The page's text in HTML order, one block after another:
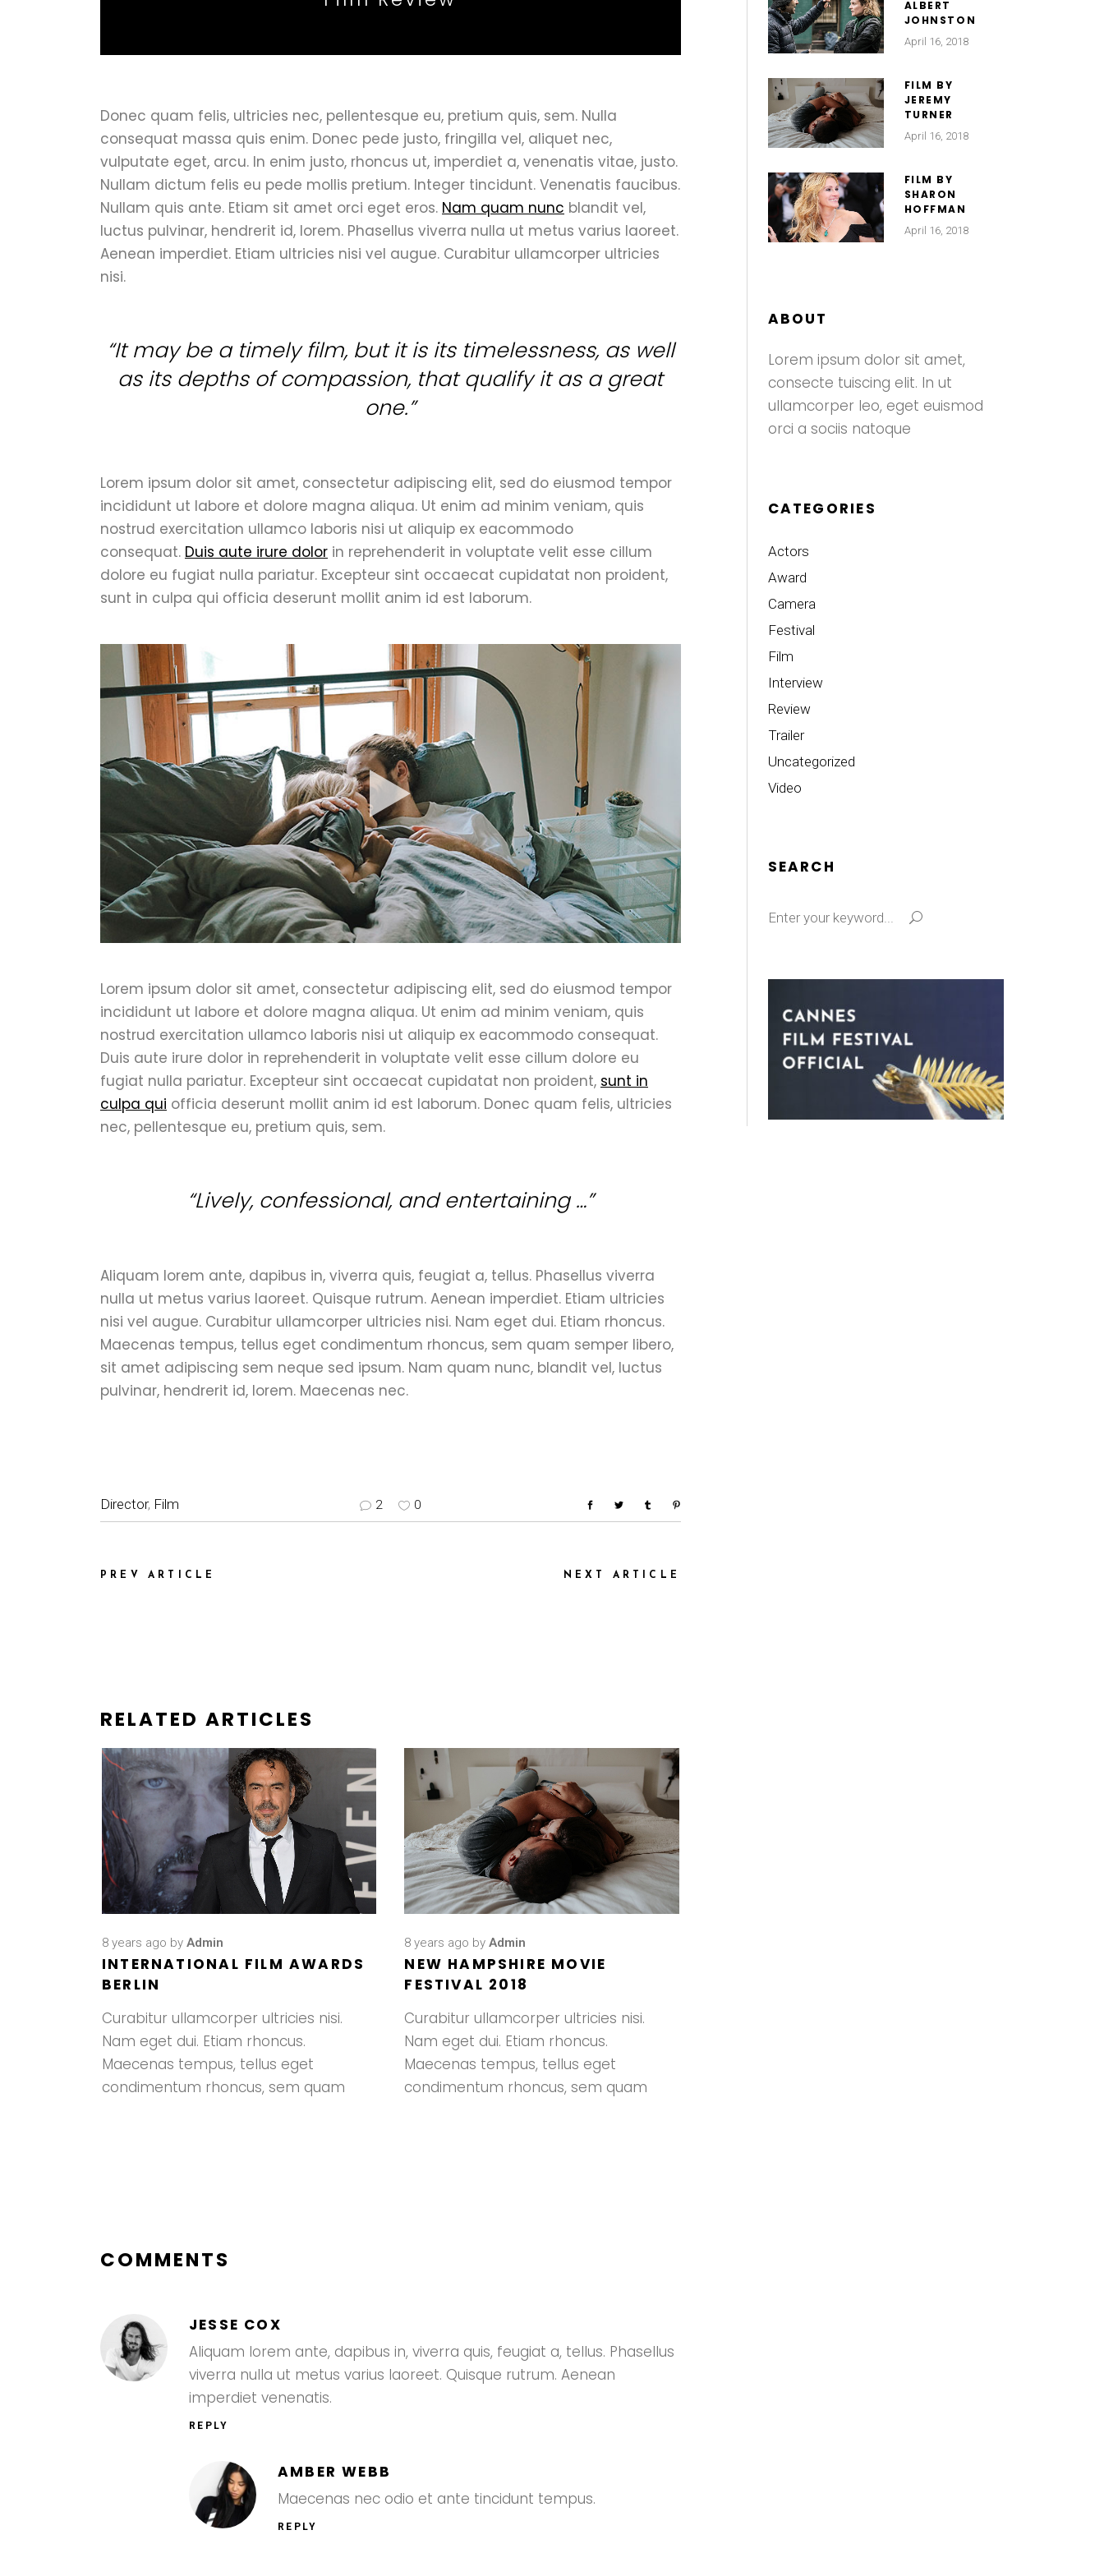
Donec quam felis, ultricies nec, pellentesque eu, pretium quis, sem. Nulla
consequat massa quis enim. Donec pede justo, fringilla vel, aliquet nec,
vulputate eget, arcu. In enim justo, rhoncus ut, imperdiet a, venenatis vitae, justo.
Nullam dictum felis eu pede mollis pretium. Integer tincidunt. Venenatis faucibus.
Nullam quis ante. Etiam sit amet orci eget eros. Nam quam nunc blandit vel,
luctus pulvinar, hendrerit id, lorem. Phasellus viverra nulla ut metus varius laoreet.
Aenean imperdiet. Etiam ultricies nisi vel augue. Curabitur ullamcorper ultricies
nisi.
“It may be a timely film, but it is its timelessness, as well
as its depths of compassion, that qualify it as a great
one.”
Lorem ipsum dolor sit amet, consectetur adipiscing elit, sed do eiusmod tempor
incididunt ut labore et dolore magna aliqua. Ut enim ad minim veniam, quis
nostrud exercitation ullamco laboris nisi ut aliquip ex eacommodo
consequat. Duis aute irure dolor in reprehenderit in voluptate velit esse cillum
dolore eu fugiat nulla pariatur. Excepteur sint occaecat cupidatat non proident,
sunt in culpa qui officia deserunt mollit anim id est laborum.
Lorem ipsum dolor sit amet, consectetur adipiscing elit, sed do eiusmod tempor
incididunt ut labore et dolore magna aliqua. Ut enim ad minim veniam, quis
nostrud exercitation ullamco laboris nisi ut aliquip ex eacommodo consequat.
Duis aute irure dolor in reprehenderit in voluptate velit esse cillum dolore eu
fugiat nulla pariatur. Excepteur sint occaecat cupidatat non proident, sunt in
culpa qui officia deserunt mollit anim id est laborum. Donec quam felis, ultricies
nec, pellentesque eu, pretium quis, sem.
“Lively, confessional, and entertaining …”
Aliquam lorem ante, dapibus in, viverra quis, feugiat a, tellus. Phasellus viverra
nulla ut metus varius laoreet. Quisque rutrum. Aenean imperdiet. Etiam ultricies
nisi vel augue. Curabitur ullamcorper ultricies nisi. Nam eget dui. Etiam rhoncus.
Maecenas tempus, tellus eget condimentum rhoncus, sem quam semper libero,
sit amet adipiscing sem neque sed ipsum. Nam quam nunc, blandit vel, luctus
pulvinar, hendrerit id, lorem. Maecenas nec.
Director, Film 2 0
PREV ARTICLE NEXT ARTICLE
RELATED ARTICLES
8 years ago by Admin
INTERNATIONAL FILM AWARDS
BERLIN
Curabitur ullamcorper ultricies nisi.
Nam eget dui. Etiam rhoncus.
Maecenas tempus, tellus eget
condimentum rhoncus, sem quam
8 years ago byAdmin
NEW HAMPSHIRE MOVIE
FESTIVAL 2018
Curabitur ullamcorper ultricies nisi.
Nam eget dui. Etiam rhoncus.
Maecenas tempus, tellus eget
condimentum rhoncus, sem quam
COMMENTS
JESSE COX
Aliquam lorem ante, dapibus in, viverra quis, feugiat a, tellus. Phasellus
viverra nulla ut metus varius laoreet. Quisque rutrum. Aenean
imperdiet venenatis.
REPLY
AMBER WEBB
Maecenas nec odio et ante tincidunt tempus.
REPLY
ALBERT
JOHNSTON
April 16, 2018
FILM BY
JEREMY
TURNER
April 16, 2018
FILM BY
SHARON
HOFFMAN
April 16, 2018
ABOUT
Lorem ipsum dolor sit amet,
consecte tuiscing elit. In ut
ullamcorper leo, eget euismod
orci a sociis natoque
CATEGORIES
Actors
Award
Camera
Festival
Film
Interview
Review
Trailer
Uncategorized
Video
SEARCH